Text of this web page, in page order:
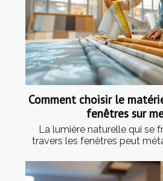
Comment choisir le
fenêtres sur
La lumière naturelle qui se
travers les fenêtres peut